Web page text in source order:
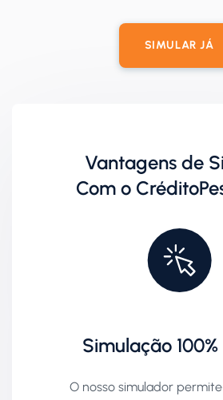
SIMULAR JÁ
Vantagens de
Com o
Simulação
O nosso simulador